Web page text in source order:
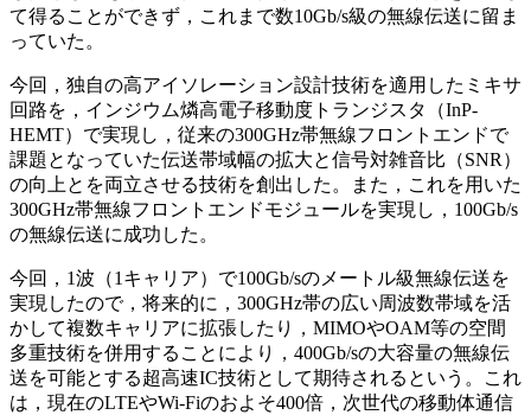
て得ることができず，これまで数10Gb/s級の無線伝送に留ま
っていた。
今回，独自の高アイソレーション設計技術を適用したミキサ
回路を，インジウム燐高電子移動度トランジスタ（InP-
HEMT）で実現し，従来の300GHz帯無線フロントエンドで
課題となっていた伝送帯域幅の拡大と信号対雑音比（SNR）
の向上とを両立させる技術を創出した。また，これを用いた
300GHz帯無線フロントエンドモジュールを実現し，100Gb/s
の無線伝送に成功した。
今回，1波（1キャリア）で100Gb/sのメートル級無線伝送を
実現したので，将来的に，300GHz帯の広い周波数帯域を活
かして複数キャリアに拡張したり，MIMOやOAM等の空間
多重技術を併用することにより，400Gb/sの大容量の無線伝
送を可能とする超高速IC技術として期待されるという。これ
は，現在のLTEやWi-Fiのおよそ400倍，次世代の移動体通信